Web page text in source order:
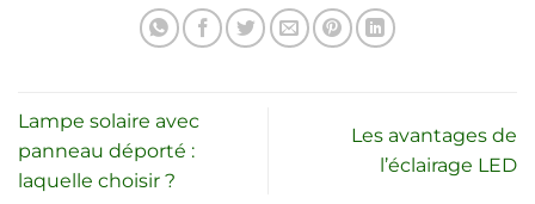
Lampe solaire avec
panneau déporté :
laquelle choisir ?
Les avantages de
l’éclairage LED